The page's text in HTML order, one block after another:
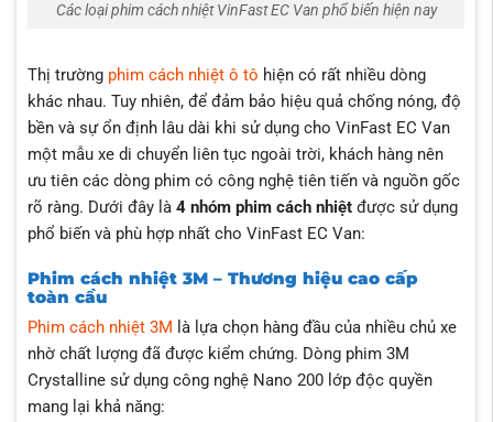
Các loại phim cách nhiệt VinFast EC Van phổ biến hiện nay
Thị trường phim cách nhiệt ô tô hiện có rất nhiều dòng
khác nhau. Tuy nhiên, để đảm bảo hiệu quả chống nóng, độ
bền và sự ổn định lâu dài khi sử dụng cho VinFast EC Van
một mẫu xe di chuyển liên tục ngoài trời, khách hàng nên
ưu tiên các dòng phim có công nghệ tiên tiến và nguồn gốc
rõ ràng. Dưới đây là 4 nhóm phim cách nhiệtđược sử dụng
phổ biến và phù hợp nhất cho VinFast EC Van:
Phim cách nhiệt 3M – Thương hiệu cao cấp
toàn cầu
Phim cách nhiệt 3M là lựa chọn hàng đầu của nhiều chủ xe
nhờ chất lượng đã được kiểm chứng. Dòng phim 3M
Crystalline sử dụng công nghệ Nano 200 lớp độc quyền
mang lại khả năng: